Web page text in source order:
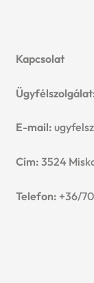
Kapcsolat
E-mail:
Cím: 3524
Telefon: +36/